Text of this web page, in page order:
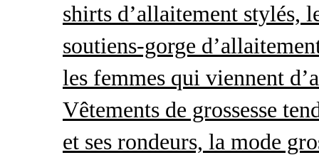
shirts d’allaitement stylés,
soutiens-gorge
les femmes qui viennent
Vêtements de grossesse
et ses rondeurs, la mode